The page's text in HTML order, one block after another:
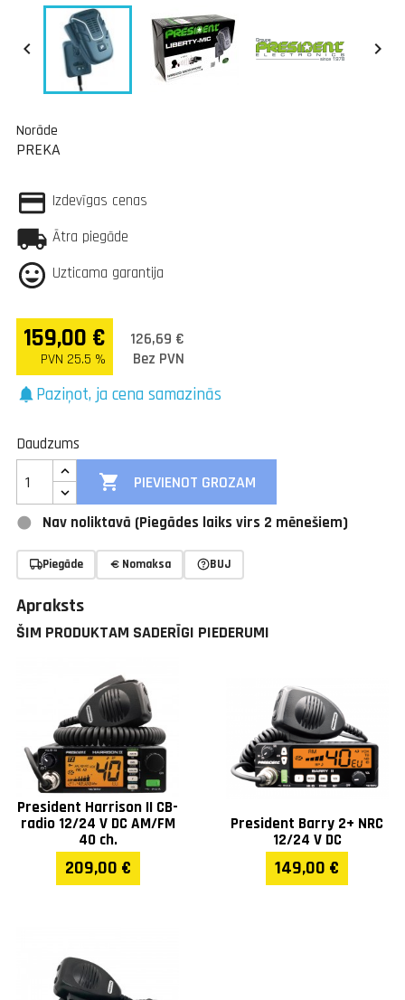
 
Norāde
PREKA
Izdevīgas cenas
Ātra piegāde
Uzticama garantija
159,00 €
PVN 25.5 %
126,69 €
Bez PVN
notificationsPaziņot, ja cena samazinās
Daudzums
 PIEVIENOT GROZAM
Nav noliktavā (Piegādes laiks virs 2 mēnešiem)
Piegāde Nomaksa BUJ
Apraksts
ŠIM PRODUKTAM SADERĪGI PIEDERUMI
President Harrison II CB-
radio 12/24 V DC AM/FM
40 ch.
209,00 €
President Barry 2+ NRC
12/24 V DC
149,00 €